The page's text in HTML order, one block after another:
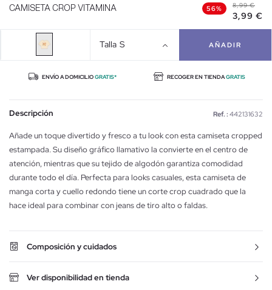
CAMISETA CROP VITAMINA 56% 8,99 €
3,99 €
Talla S AÑADIR
ENVÍO A DOMICILIOGRATIS* RECOGER EN TIENDAGRATIS
Descripción Ref. : 442131632
Añade un toque divertido y fresco a tu look con esta camiseta cropped
estampada. Su diseño gráfico llamativo la convierte en el centro de
atención, mientras que su tejido de algodón garantiza comodidad
durante todo el día. Perfecta para looks casuales, esta camiseta de
manga corta y cuello redondo tiene un corte crop cuadrado que la
hace ideal para combinar con jeans de tiro alto o faldas.
Composición y cuidados
Ver disponibilidad en tienda